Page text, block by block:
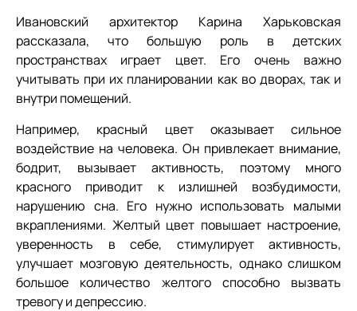
Ивановский архитектор Карина Харьковская
рассказала, что большую роль в детских
пространствах играет цвет. Его очень важно
учитывать при их планировании как во дворах, так и
внутри помещений.
Например, красный цвет оказывает сильное
воздействие на человека. Он привлекает внимание,
бодрит, вызывает активность, поэтому много
красного приводит к излишней возбудимости,
нарушению сна. Его нужно использовать малыми
вкраплениями. Желтый цвет повышает настроение,
уверенность в себе, стимулирует активность,
улучшает мозговую деятельность, однако слишком
большое количество желтого способно вызвать
тревогу и депрессию.